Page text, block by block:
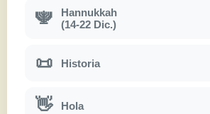
🕎
Hannukkah
(14-22 Dic.)
📜 Historia
👋 Hola